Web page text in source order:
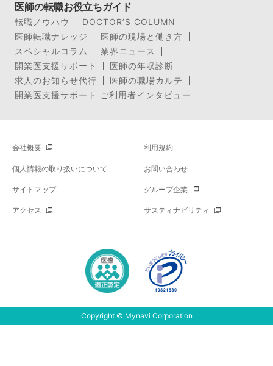
医師の転職お役立ちガイド
転職ノウハウ
DOCTOR’S COLUMN
医師転職ナレッジ
医師の現場と働き方
スペシャルコラム
業界ニュース
開業医支援サポート
医師の年収診断
求人のお知らせ代行
医師の職場カルテ
開業医支援サポート ご利用者インタビュー
会社概要 利用規約
個人情報の取り扱いについて お問い合わせ
サイトマップ グループ企業
アクセス サスティナビリティ
Copyright © Mynavi Corporation